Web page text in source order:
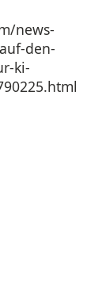
news-
den-
ki-